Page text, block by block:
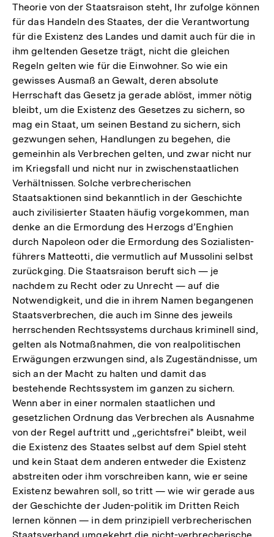
Theorie von der Staatsraison steht, Ihr zufolge können
für das Handeln des Staates, der die Verantwortung
für die Existenz des Landes und damit auch für die in
ihm geltenden Gesetze trägt, nicht die gleichen
Regeln gelten wie für die Einwohner. So wie ein
gewisses Ausmaß an Gewalt, deren absolute
Herrschaft das Gesetz ja gerade ablöst, immer nötig
bleibt, um die Existenz des Gesetzes zu sichern, so
mag ein Staat, um seinen Bestand zu sichern, sich
gezwungen sehen, Handlungen zu begehen, die
gemeinhin als Verbrechen gelten, und zwar nicht nur
im Kriegsfall und nicht nur in zwischenstaatlichen
Verhältnissen. Solche verbrecherischen
Staatsaktionen sind bekanntlich in der Geschichte
auch zivilisierter Staaten häufig vorgekommen, man
denke an die Ermordung des Herzogs d’Enghien
durch Napoleon oder die Ermordung des Sozialisten-
führers Matteotti, die vermutlich auf Mussolini selbst
zurückging. Die Staatsraison beruft sich — je
nachdem zu Recht oder zu Unrecht — auf die
Notwendigkeit, und die in ihrem Namen begangenen
Staatsverbrechen, die auch im Sinne des jeweils
herrschenden Rechtssystems durchaus kriminell sind,
gelten als Notmaßnahmen, die von realpolitischen
Erwägungen erzwungen sind, als Zugeständnisse, um
sich an der Macht zu halten und damit das
bestehende Rechtssystem im ganzen zu sichern.
Wenn aber in einer normalen staatlichen und
gesetzlichen Ordnung das Verbrechen als Ausnahme
von der Regel auftritt und „gerichtsfrei" bleibt, weil
die Existenz des Staates selbst auf dem Spiel steht
und kein Staat dem anderen entweder die Existenz
abstreiten oder ihm vorschreiben kann, wie er seine
Existenz bewahren soll, so tritt — wie wir gerade aus
der Geschichte der Juden-politik im Dritten Reich
lernen können — in dem prinzipiell verbrecherischen
Staatsverband umgekehrt die nicht-verbrecherische
Zum